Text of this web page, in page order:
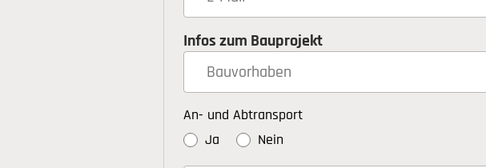
Infos zum Bauprojekt
An- und Abtransport
Ja
Nein